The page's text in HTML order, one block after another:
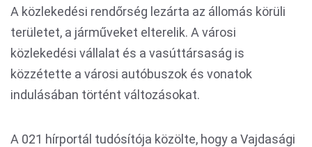
A közlekedési rendőrség lezárta az állomás körüli
területet, a járműveket elterelik. A városi
közlekedési vállalat és a vasúttársaság is
közzétette a városi autóbuszok és vonatok
indulásában történt változásokat.
A 021 hírportál tudósítója közölte, hogy a Vajdasági